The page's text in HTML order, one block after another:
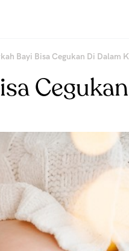
Bayi Bisa Cegukan Di Dalam